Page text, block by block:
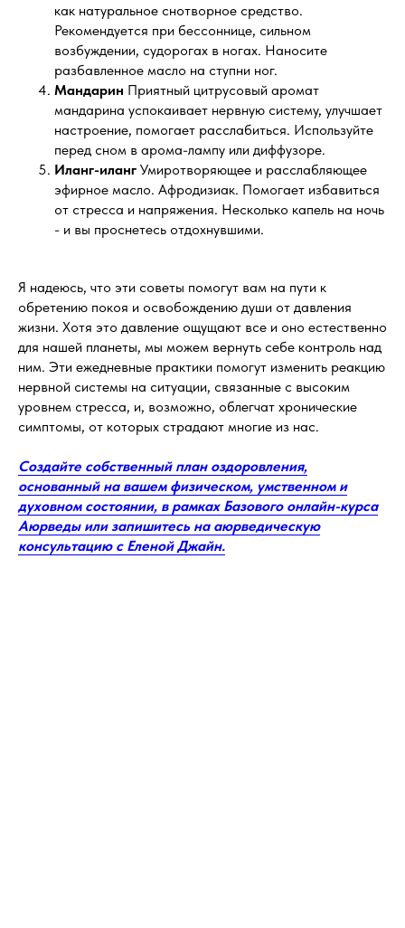
как натуральное снотворное средство.
Рекомендуется при бессоннице, сильном
возбуждении, судорогах в ногах. Наносите
разбавленное масло на ступни ног.
Мандарин Приятный цитрусовый аромат
мандарина успокаивает нервную систему, улучшает
настроение, помогает расслабиться. Используйте
перед сном в арома-лампу или диффузоре.
Иланг-иланг Умиротворяющее и расслабляющее
эфирное масло. Афродизиак. Помогает избавиться
от стресса и напряжения. Несколько капель на ночь
- и вы проснетесь отдохнувшими.
Я надеюсь, что эти советы помогут вам на пути к
обретению покоя и освобождению души от давления
жизни. Хотя это давление ощущают все и оно естественно
для нашей планеты, мы можем вернуть себе контроль над
ним. Эти ежедневные практики помогут изменить реакцию
нервной системы на ситуации, связанные с высоким
уровнем стресса, и, возможно, облегчат хронические
симптомы, от которых страдают многие из нас.
Создайте собственный план оздоровления,
основанный на вашем физическом, умственном и
духовном состоянии, в рамках Базового онлайн-курса
Аюрведы или запишитесь на аюрведическую
консультацию с Еленой Джайн.